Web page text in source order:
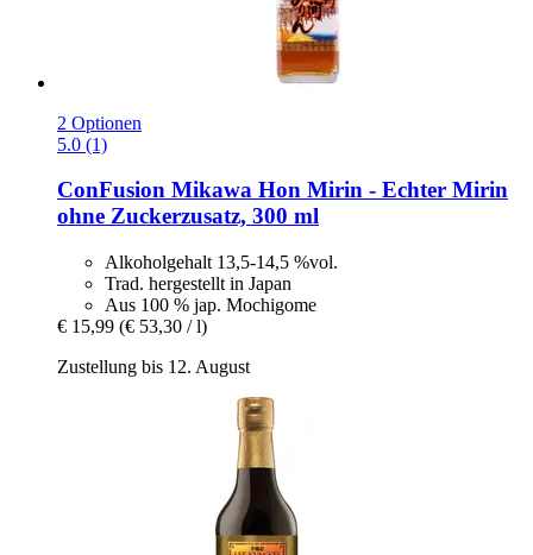
2 Optionen
5.0 (1)
ConFusion Mikawa Hon Mirin -​ Echter Mirin
ohne Zuckerzusatz, 300 ml
Alkoholgehalt 13,5-14,5 %vol.
Trad. hergestellt in Japan
Aus 100 % jap. Mochigome
€ 15,99 (€ 53,30 / l)
Zustellung bis 12. August